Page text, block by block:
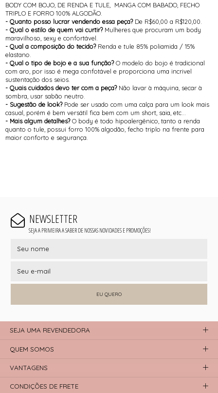
BODY COM BOJO, DE RENDA E TULE, MANGA COM BABADO, FECHO
TRIPLO E FORRO 100% ALGODÃO.
- Quanto posso lucrar vendendo essa peça? De R$60,00 a R$120,00.
- Qual o estilo de quem vai curtir? Mulheres que procuram um body
maravilhoso, sexy e confortável.
- Qual a composição do tecido? Renda e tule 85% poliamida / 15%
elastano.
- Qual o tipo de bojo e a sua função?O modelo do bojo é tradicional
com aro, por isso é mega confotável e proporciona uma incrivel
sustentação dos seios.
- Quais cuidados devo ter com a peça? Não lavar à máquina, secar à
sombra, usar sabão neutro.
- Sugestão de look? Pode ser usado com uma calça para um look mais
casual, porém é bem versátil fica bem com um short, saia, etc...
- Mais algum detalhes?O body é todo hipoalergênico, tanto a renda
quanto o tule, possui forro 100% algodão, fecho triplo na frente para
maior conforto e segurança.
NEWSLETTER
SEJA A PRIMEIRA A SABER DE NOSSAS NOVIDADES E PROMOÇÕES!
EU QUERO
SEJA UMA REVENDEDORA
QUEM SOMOS
VANTAGENS
CONDIÇÕES DE FRETE